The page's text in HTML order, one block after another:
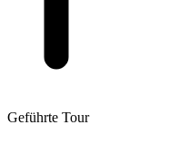
Geführte Tour